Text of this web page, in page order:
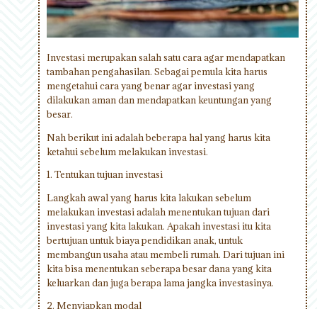
Investasi merupakan salah satu cara agar mendapatkan
tambahan pengahasilan. Sebagai pemula kita harus
mengetahui cara yang benar agar investasi yang
dilakukan aman dan mendapatkan keuntungan yang
besar.
Nah berikut ini adalah beberapa hal yang harus kita
ketahui sebelum melakukan investasi.
1. Tentukan tujuan investasi
Langkah awal yang harus kita lakukan sebelum
melakukan investasi adalah menentukan tujuan dari
investasi yang kita lakukan. Apakah investasi itu kita
bertujuan untuk biaya pendidikan anak, untuk
membangun usaha atau membeli rumah. Dari tujuan ini
kita bisa menentukan seberapa besar dana yang kita
keluarkan dan juga berapa lama jangka investasinya.
2. Menyiapkan modal